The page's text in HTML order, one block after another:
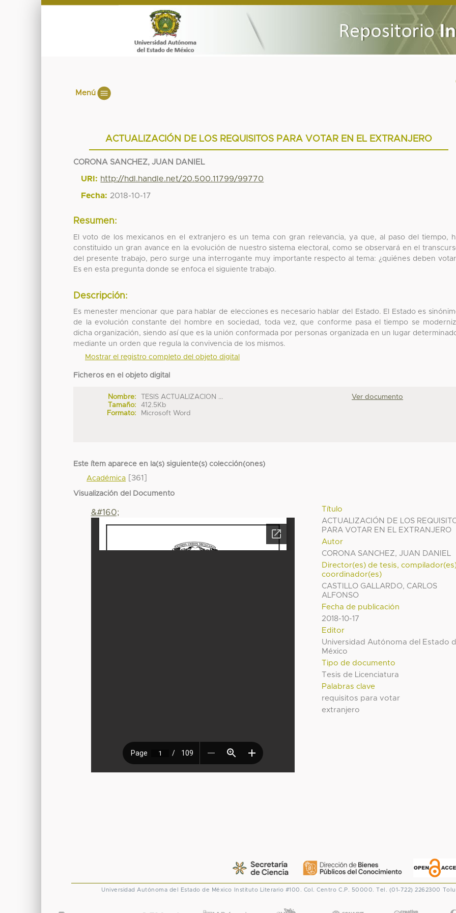
Menú
ACTUALIZACIÓN DE LOS REQUISITOS PARA VOTAR EN EL EXTRANJERO
CORONA SANCHEZ, JUAN DANIEL
URI: http://hdl.handle.net/20.500.11799/99770
Fecha: 2018-10-17
Resumen:
El voto de los mexicanos en el extranjero es un tema con gran relevancia, ya que, al paso del tiempo,
constituido un gran avance en la evolución de nuestro sistema electoral, como se observará en el
del presente trabajo, pero surge una interrogante muy importante respecto al tema: ¿quiénes deben
Es en esta pregunta donde se enfoca el siguiente trabajo.
Descripción:
Es menester mencionar que para hablar de elecciones es necesario hablar del Estado. El Estado es
de la evolución constante del hombre en sociedad, toda vez, que conforme pasa el tiempo se
dicha organización, siendo así que es la unión conformada por personas organizada en un lugar
mediante un orden que regula la convivencia de los mismos.
Mostrar el registro completo del objeto digital
Ficheros en el objeto digital
Nombre:
TESIS ACTUALIZACION ...
Tamaño:
412.5Kb
Formato:
Microsoft Word
Ver documento
Este ítem aparece en la(s) siguiente(s) colección(ones)
Académica [361]
Visualización del Documento
Título
ACTUALIZACIÓN DE LOS
PARA VOTAR EN EL EXTRANJERO
Autor
CORONA SANCHEZ, JUAN DANIEL
Director(es) de tesis,
coordinador(es)
CASTILLO GALLARDO, CARLOS
ALFONSO
Fecha de publicación
2018-10-17
Editor
Universidad Autónoma del Estado
México
Tipo de documento
Tesis de Licenciatura
Palabras clave
requisitos para votar
extranjero
&#160;
Universidad Autónoma del Estado de México Instituto Literario #100. Col. Centro C.P. 50000. Tel. (01-722) 2262300